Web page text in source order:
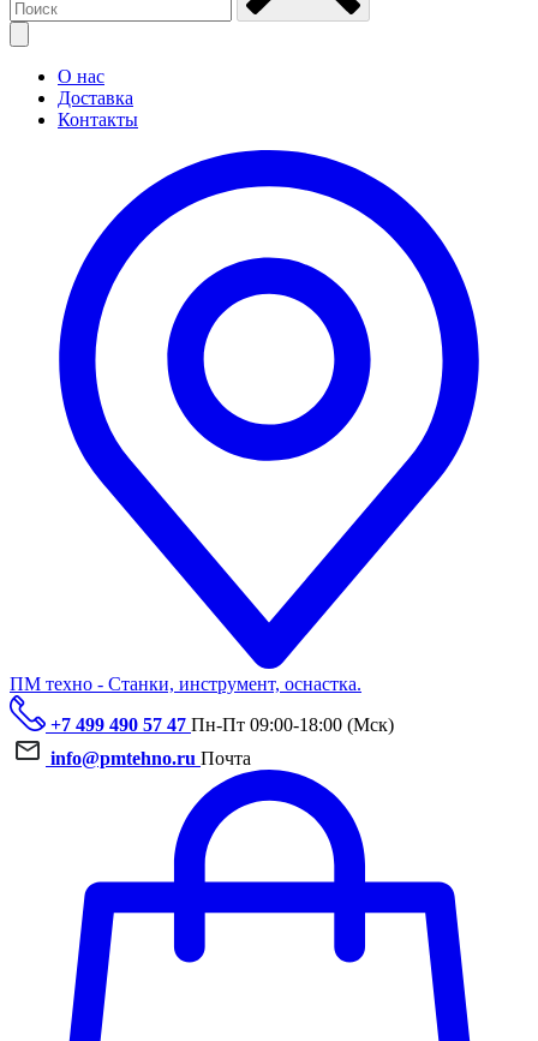
О нас
Доставка
Контакты
ПМ техно - Станки, инструмент, оснастка.
+7 499 490 57 47 Пн-Пт 09:00-18:00 (Мск)
info@pmtehno.ru Почта